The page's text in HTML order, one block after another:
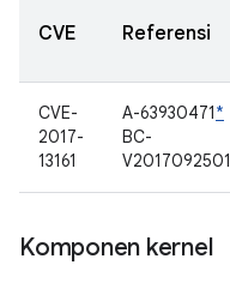
CVE Referensi
CVE-
2017-
13161
A-63930471*
BC-
V2017092501
Komponen kernel